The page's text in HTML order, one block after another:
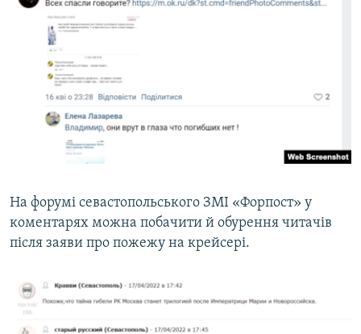
На форумі севастопольського ЗМІ «Форпост» у
коментарях можна побачити й обурення читачів
після заяви про пожежу на крейсері.